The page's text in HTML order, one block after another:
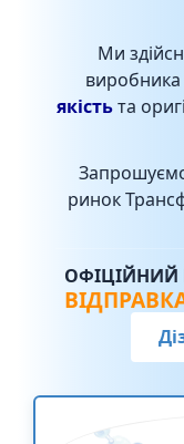
Ми
якістьта
ринок
ОФІЦІЙНИЙ